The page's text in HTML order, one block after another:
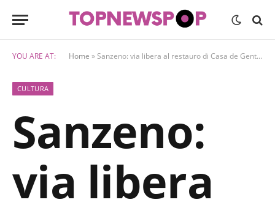
YOU ARE AT: Home »Sanzeno: via libera al restauro di Casa de Gentili e delle piazze storiche
CULTURA
Sanzeno:
via libera